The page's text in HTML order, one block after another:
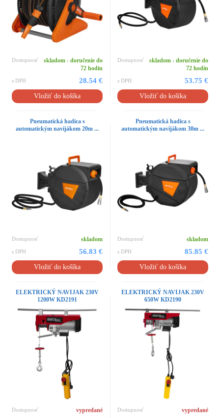
Dostupnosť
skladom - doručenie do
72 hodín
s DPH 28.54 €
Vložiť do košíka
Dostupnosť
skladom - doručenie do
72 hodín
s DPH 53.75 €
Vložiť do košíka
Pneumatická hadica s
automatickým navijákom 20m ...
Dostupnosť skladom
s DPH 56.83 €
Vložiť do košíka
Pneumatická hadica s
automatickým navijákom 30m ...
Dostupnosť skladom
s DPH 85.85 €
Vložiť do košíka
ELEKTRICKÝ NAVIJAK 230V
1200W KD2191
Dostupnosť vypredané
ELEKTRICKÝ NAVIJAK 230V
650W KD2190
Dostupnosť vypredané